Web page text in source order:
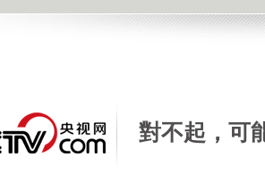
[天天飲食
對不起，可